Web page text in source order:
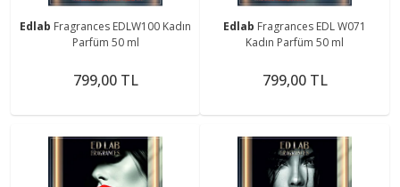
Edlab Fragrances EDLW100 Kadın
Parfüm 50 ml
799,00 TL
Edlab Fragrances EDL W071
Kadın Parfüm 50 ml
799,00 TL